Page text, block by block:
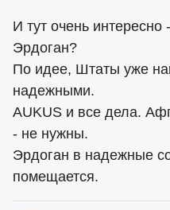
И тут очень интересно
Эрдоган?
По идее, Штаты уже
надежными.
AUKUS и все дела.
- не нужны.
Эрдоган в надежные
помещается.